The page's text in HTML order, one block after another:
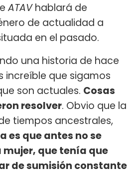
ATAVhablará de
de actualidad a
en el pasado.
una historia de hace
increíble que sigamos
son actuales. Cosas
resolver. Obvio que la
tiempos ancestrales,
es que antes no se
que tenía que
de sumisión constante